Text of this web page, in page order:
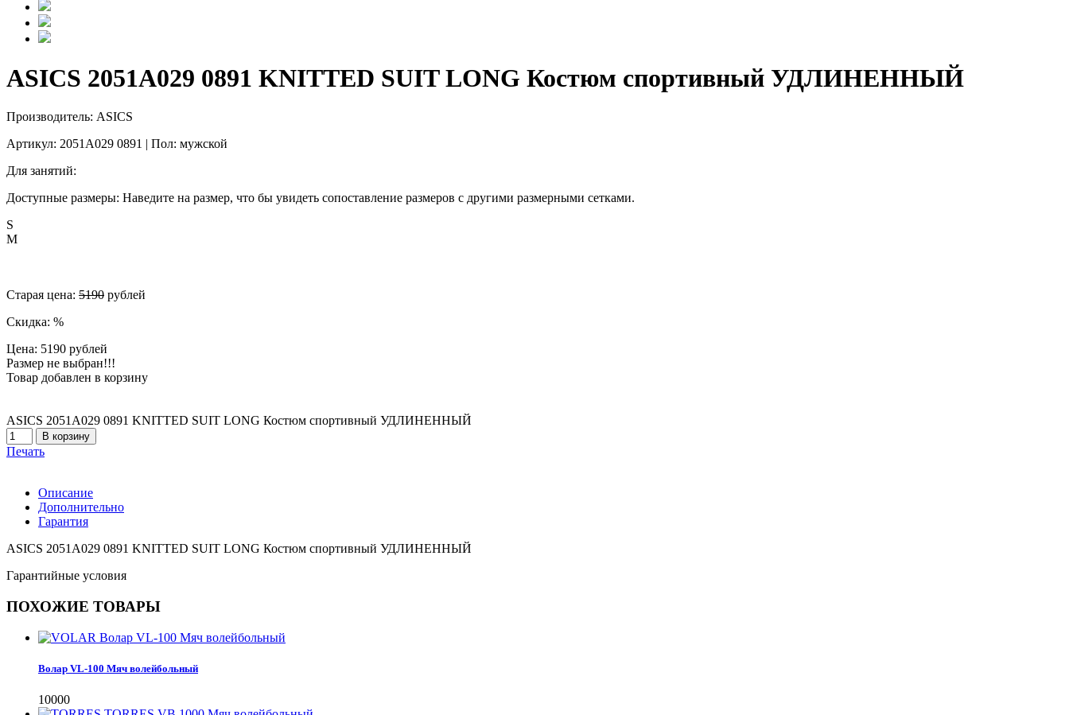
ASICS 2051A029 0891 KNITTED SUIT LONG Костюм спортивный УДЛИНЕННЫЙ
Производитель: ASICS
Артикул: 2051A029 0891 | Пол: мужской
Для занятий:
Доступные размеры: Наведите на размер, что бы увидеть сопоставление размеров с другими размерными сетками.
S
M
Старая цена: 5190 рублей
Скидка: %
Цена: 5190 рублей
Размер не выбран!!!
Товар добавлен в корзину
ASICS 2051A029 0891 KNITTED SUIT LONG Костюм спортивный УДЛИНЕННЫЙ
Печать
Описание
Дополнительно
Гарантия
ASICS 2051A029 0891 KNITTED SUIT LONG Костюм спортивный УДЛИНЕННЫЙ
Гарантийные условия
ПОХОЖИЕ ТОВАРЫ
Волар VL-100 Мяч волейбольный
10000